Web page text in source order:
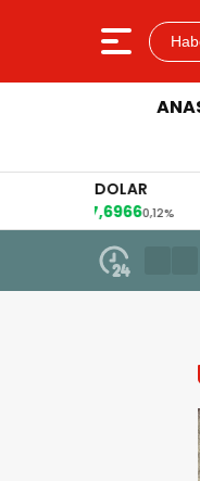
DOLAR
47,69660,12%